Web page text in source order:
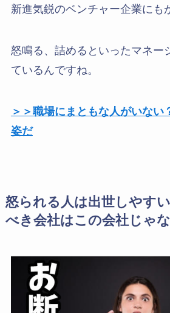
新進気鋭のベンチャー企業にも
怒鳴る、詰めるといったマネー
ているんですね。
＞＞職場にまともな人がいな
姿だ
怒られる人は出世しやす
べき会社はこの会社じゃ